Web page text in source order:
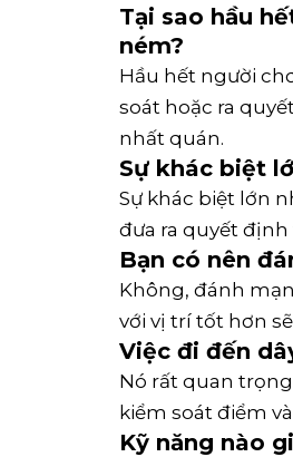
Tại sao hầu
ném?
Hầu hết người
soát hoặc ra
nhất quán.
Sự khác biệt
Sự khác biệt lớn
đưa ra quyết
Bạn có nên
Không, đánh
với vị trí tốt hơn
Việc đi đến
Nó rất quan
kiểm soát điểm
Kỹ năng nào